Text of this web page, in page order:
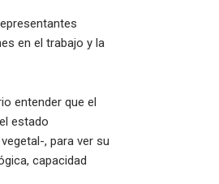
en el trabajo y la
entender que el
estado
, para ver su
capacidad